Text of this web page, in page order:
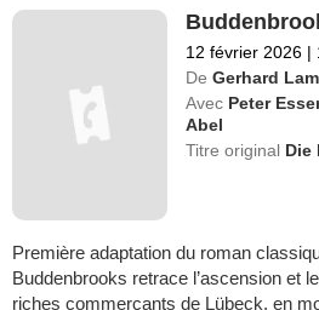
12 février 2026 |
De Gerhard
Avec Peter
Abel
Titre original Die
Première adaptation du roman
Buddenbrooks retrace l’ascension et
riches commerçants de Lübeck, en